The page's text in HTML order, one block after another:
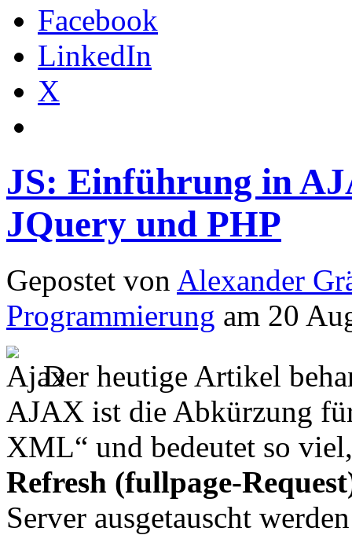
Facebook
LinkedIn
X
JS: Einführung in
JQuery und PHP
Gepostet von Alexander
Programmierung am 20
Der heutige Artikel
AJAX ist die Abkürzung
XML“ und bedeutet so
Refresh (fullpage-
Server ausgetauscht